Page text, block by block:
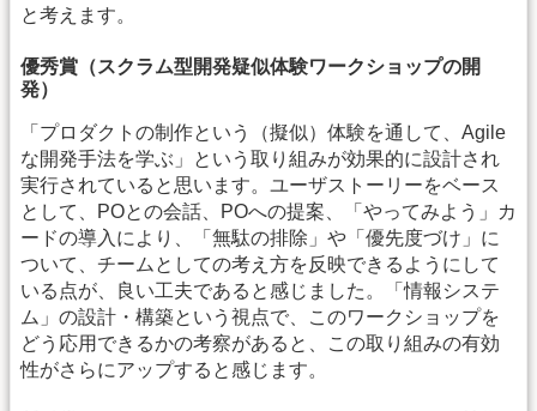
と考えます。
優秀賞（スクラム型開発疑似体験ワークショップの開
発）
「プロダクトの制作という（擬似）体験を通して、Agile
な開発手法を学ぶ」という取り組みが効果的に設計され
実行されていると思います。ユーザストーリーをベース
として、POとの会話、POへの提案、「やってみよう」カ
ードの導入により、「無駄の排除」や「優先度づけ」に
ついて、チームとしての考え方を反映できるようにして
いる点が、良い工夫であると感じました。「情報システ
ム」の設計・構築という視点で、このワークショップを
どう応用できるかの考察があると、この取り組みの有効
性がさらにアップすると感じます。